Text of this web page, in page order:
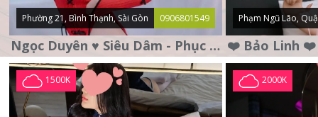
Phường 21, Bình Thạnh, Sài Gòn 0906801549
Ngọc Duyên ♥️ Siêu Dâm - Phục Vụ Tận Tình - Chu Đáo
Phạm Ngũ Lão,
1500K 2000K